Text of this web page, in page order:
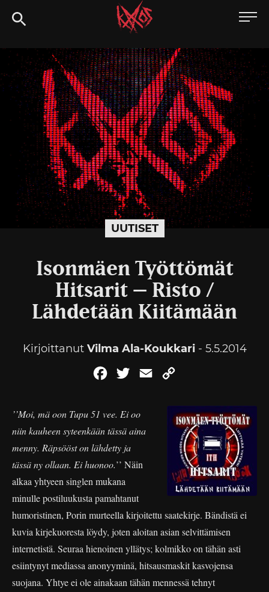
Siirry
suoraan
Kaaoszine
UUTISET
Isonmäen Työttömät
Hitsarit – Risto /
Lähdetään Kiitämään
Kirjoittanut Vilma Ala-Koukkari- 5.5.2014
FacebookTwitterEmail
’’Moi, mä oon Tupu 51 vee. Ei oo
niin kauheen syteenkään tässä aina
menny. Räpsööst on lähdetty ja
tässä ny ollaan. Ei huonoo.’’ Näin
alkaa yhtyeen singlen mukana
minulle postiluukusta pamahtanut
humoristinen, Porin murteella kirjoitettu saatekirje. Bändistä ei
kuvia kirjekuoresta löydy, joten aloitan asian selvittämisen
internetistä. Seuraa hienoinen yllätys; kolmikko on tähän asti
esiintynyt mediassa anonyyminä, hitsausmaskit kasvojensa
suojana. Yhtye ei ole ainakaan tähän mennessä tehnyt